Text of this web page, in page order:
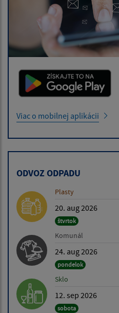
Viac o mobilnej aplikácii
ODVOZ ODPADU
Plasty
20. aug 2026
štvrtok
Komunál
24. aug 2026
pondelok
Sklo
12. sep 2026
sobota